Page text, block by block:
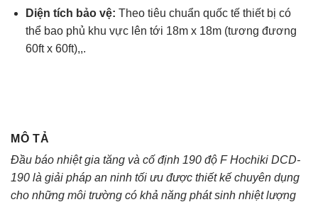
Diện tích bảo vệ: Theo tiêu chuẩn quốc tế thiết bị có
thể bao phủ khu vực lên tới 18m x 18m (tương đương
60ft x 60ft),,.
MÔ TẢ
Đầu báo nhiệt gia tăng và cố định 190 độ F Hochiki DCD-
190 là giải pháp an ninh tối ưu được thiết kế chuyên dụng
cho những môi trường có khả năng phát sinh nhiệt lượng